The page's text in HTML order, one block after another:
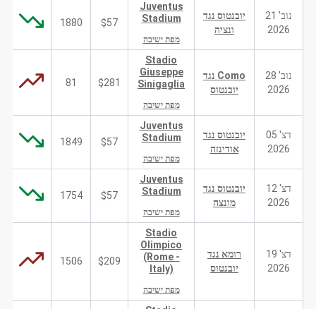
נוב' 21
2026
יובנטוס נגד
ונציה
Juventus
Stadium
מפת ישיבה
$57
1880
נוב' 28
2026
Como נגד
יובנטוס
Stadio
Giuseppe
Sinigaglia
מפת ישיבה
$281
81
דצ' 05
2026
יובנטוס נגד
אודינזה
Juventus
Stadium
מפת ישיבה
$57
1849
דצ' 12
2026
יובנטוס נגד
מונצה
Juventus
Stadium
מפת ישיבה
$57
1754
דצ' 19
2026
רומא נגד
יובנטוס
Stadio
Olimpico
(Rome -
Italy)
מפת ישיבה
$209
1506